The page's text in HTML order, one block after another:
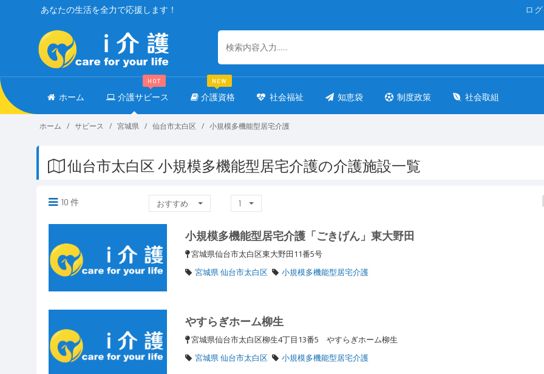
ロ
あなたの生活を全力で応援します！
ホーム 介護サビース
HOT
介護資格
NEW
社会福祉 知恵袋 制度政策 社会取組
ホーム サビース 宮城県 仙台市太白区 小規模多機能型居宅介護
仙台市太白区 小規模多機能型居宅介護の介護施設一覧
10 件 おすすめ 1
小規模多機能型居宅介護「ごきげん」東大野田
宮城県仙台市太白区東大野田11番5号
宮城県 仙台市太白区
小規模多機能型居宅介護
やすらぎホーム柳生
宮城県仙台市太白区柳生4丁目13番5 やすらぎホーム柳生
宮城県 仙台市太白区
小規模多機能型居宅介護